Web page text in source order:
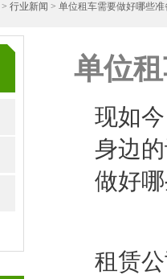
> 行业新闻 > 单位租车需要做好哪些
单位
现如
身边
做好
租赁